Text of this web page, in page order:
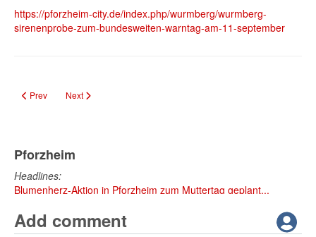
https://pforzheim-city.de/index.php/wurmberg/wurmberg-
sirenenprobe-zum-bundesweiten-warntag-am-11-september
Previous article: Hülsenfrüchte-Kochkurs in Pforzheim: Jetzt anmelden für
Prev Next article: Friolzheim: Kreisweite Sirenenprobe beim Warntag
Next
Pforzheim
Headlines:
Blumenherz-Aktion in Pforzheim zum Muttertag geplant...
Add comment